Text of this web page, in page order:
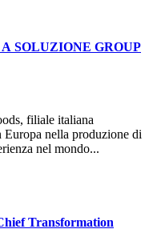
SOLUZIONE GROUP
filiale italiana
nella produzione di
nel mondo...
Transformation